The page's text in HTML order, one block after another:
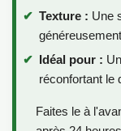
Texture : Une
Idéal pour :
réconfortant le
Faites le à